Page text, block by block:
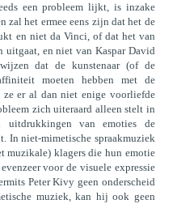
een probleem lijkt, is inzake
zal het ermee eens zijn dat het de
en niet da Vinci, of dat het van
uitgaat, en niet van Kaspar David
dat de kunstenaar (of de
moeten hebben met de
er al dan niet enige voorliefde
zich uiteraard alleen stelt in
van emoties de
In niet-mimetische spraakmuziek
muzikale) klagers die hun emotie
voor de visuele expressie
Peter Kivy geen onderscheid
muziek, kan hij ook geen